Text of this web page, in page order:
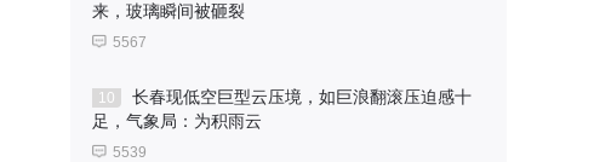
来，玻璃瞬间被砸裂
5567
10
长春现低空巨型云压境，如巨浪翻滚压迫感十
足，气象局：为积雨云
5539